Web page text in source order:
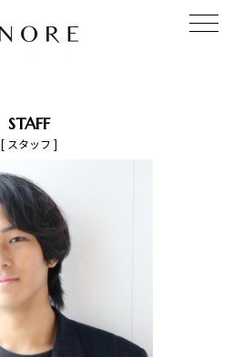
STAFF
[ スタッフ ]